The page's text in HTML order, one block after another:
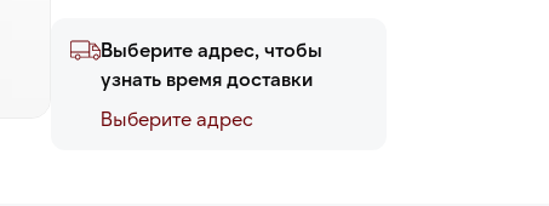
Выберите адрес, чтобы
узнать время доставки
Выберите адреc